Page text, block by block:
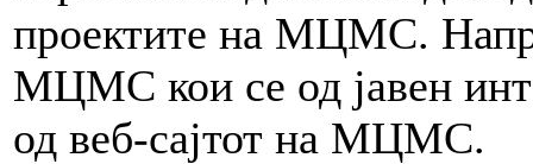
проектите на МЦМС.
МЦМС кои се од јавен
од веб-сајтот на МЦМС.